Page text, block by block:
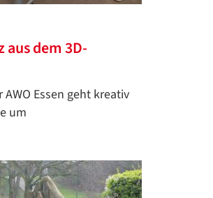
dem 3D-
Essen geht kreativ
um